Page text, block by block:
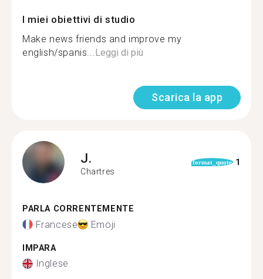
I miei obiettivi di studio
Make news friends and improve my
english/spanis...Leggi di più
Scarica la app
J.
Chartres
format_quote 1
PARLA CORRENTEMENTE
Francese Emoji
IMPARA
Inglese